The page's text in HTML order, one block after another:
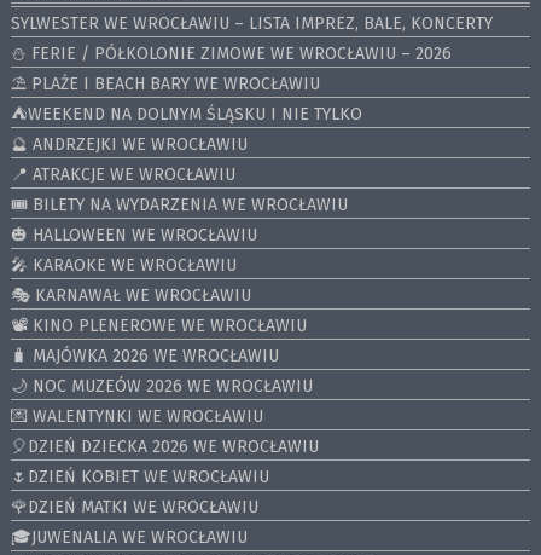
SYLWESTER WE WROCŁAWIU – LISTA IMPREZ, BALE, KONCERTY
⛄️ FERIE / PÓŁKOLONIE ZIMOWE WE WROCŁAWIU – 2026
⛱️ PLAŻE I BEACH BARY WE WROCŁAWIU
⛺️WEEKEND NA DOLNYM ŚLĄSKU I NIE TYLKO
🔮 ANDRZEJKI WE WROCŁAWIU
📍 ATRAKCJE WE WROCŁAWIU
🎟️ BILETY NA WYDARZENIA WE WROCŁAWIU
🎃 HALLOWEEN WE WROCŁAWIU
🎤 KARAOKE WE WROCŁAWIU
🎭 KARNAWAŁ WE WROCŁAWIU
📽️ KINO PLENEROWE WE WROCŁAWIU
🧳 MAJÓWKA 2026 WE WROCŁAWIU
🌙 NOC MUZEÓW 2026 WE WROCŁAWIU
💌 WALENTYNKI WE WROCŁAWIU
🎈DZIEŃ DZIECKA 2026 WE WROCŁAWIU
🌷DZIEŃ KOBIET WE WROCŁAWIU
🌹DZIEŃ MATKI WE WROCŁAWIU
🎓JUWENALIA WE WROCŁAWIU